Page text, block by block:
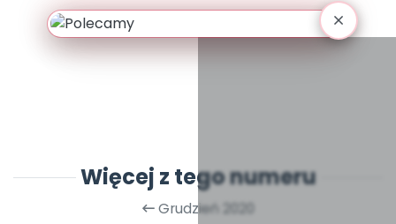
Więcej z tego numeru
Grudzień 2020